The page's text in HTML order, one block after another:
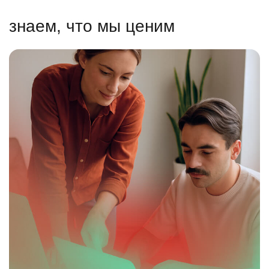
знаем, что мы ценим